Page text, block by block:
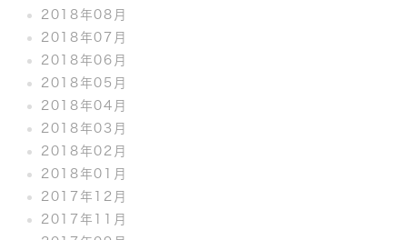
2018年08月
2018年07月
2018年06月
2018年05月
2018年04月
2018年03月
2018年02月
2018年01月
2017年12月
2017年11月